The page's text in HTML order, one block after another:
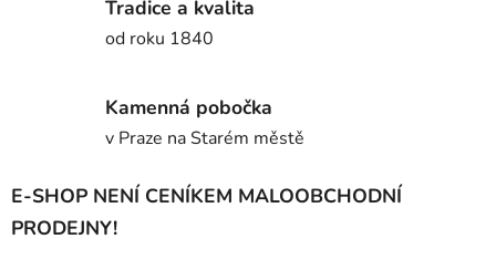
Tradice a kvalita
od roku 1840
Kamenná pobočka
v Praze na Starém městě
E-SHOP NENÍ CENÍKEM MALOOBCHODNÍ
PRODEJNY!